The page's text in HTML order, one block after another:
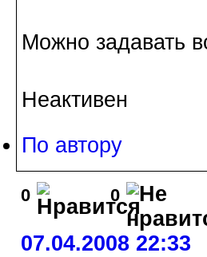
Можно задавать
Неактивен
По автору
0 0
07.04.2008 22:33